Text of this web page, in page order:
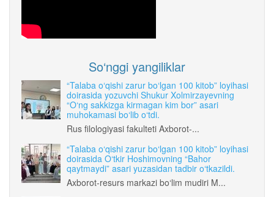
So‘nggi yangiliklar
“Talaba o‘qishi zarur bo‘lgan 100 kitob” loyihasi
doirasida yozuvchi Shukur Xolmirzayevning
“O‘ng sakkizga kirmagan kim bor” asari
muhokamasi bo‘lib o‘tdi.
Rus filologiyasi fakulteti Axborot-...
“Talaba o‘qishi zarur bo‘lgan 100 kitob” loyihasi
doirasida O‘tkir Hoshimovning “Bahor
qaytmaydi” asari yuzasidan tadbir o‘tkazildi.
Axborot-resurs markazi bo‘lim mudiri M...